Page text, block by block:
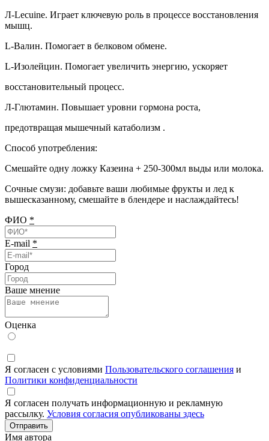
Л-Lecuine. Играет ключевую роль в процессе восстановления
мышц.
L-Валин. Помогает в белковом обмене.
L-Изолейцин. Помогает увеличить энергию, ускоряет
восстановительный процесс.
Л-Глютамин. Повышает уровни гормона роста,
предотвращая мышечный катаболизм .
Способ употребления:
Смешайте одну ложку Казеина + 250-300мл выды или молока.
Сочные смузи: добавьте ваши любимые фрукты и лед к
вышесказанному, смешайте в блендере и наслаждайтесь!
ФИО *
E-mail *
Город
Ваше мнение
Оценка
Я согласен с условиями Пользовательского соглашения и
Политики конфиденциальности
Я согласен получать информационную и рекламную
рассылку. Условия согласия опубликованы здесь
Отправить
Имя автора